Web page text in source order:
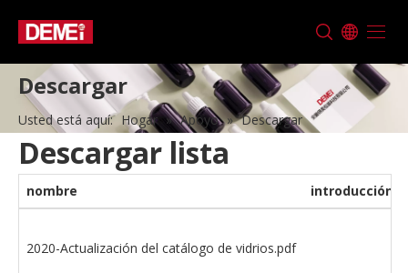
Descargar
Usted está aquí: Hogar » Apoyo » Descargar
Descargar lista
nombre introducción
2020-Actualización del catálogo de vidrios.pdf